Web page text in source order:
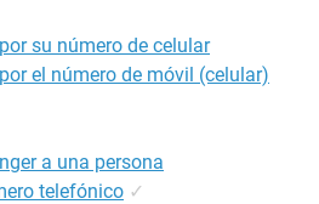
su número de celular
el número de móvil (celular)
a una persona
telefónico ✓